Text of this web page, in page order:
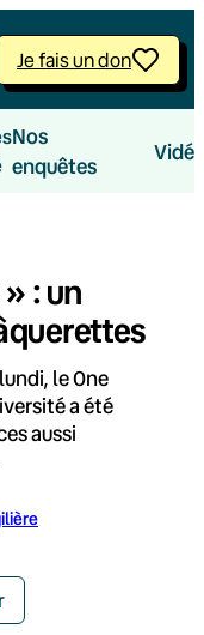
Je fais un don
Nos
enquêtes
: un
le One
a été
aussi